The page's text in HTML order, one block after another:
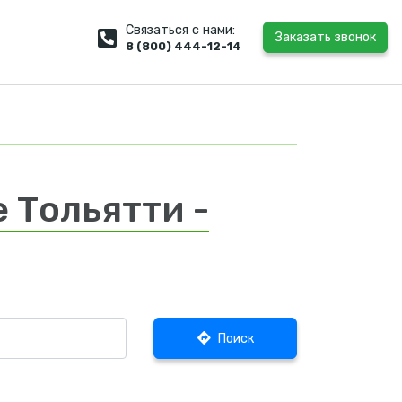
Связаться с нами:
8 (800) 444-12-14
Заказать звонок
Тольятти -
Поиск